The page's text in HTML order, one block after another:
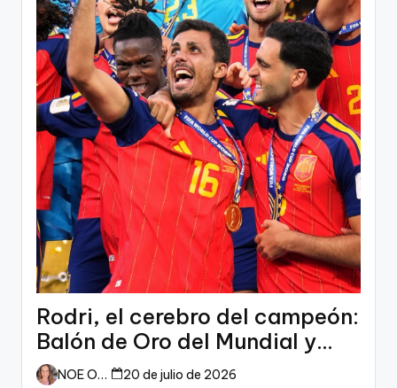
Rodri, el cerebro del campeón:
Balón de Oro del Mundial y
dueño del fútbol
NOE ORTIZ 20 de julio de 2026